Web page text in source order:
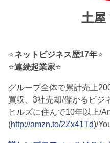
土屋
⭐ネットビジネス歴17年⭐
⭐連続起業家⭐
グループ全体で累計売上
買収、3社売却/儲かるビジ
ヒルズに住んで10年以上/
(http://amzn.to/2Zx41Td)/